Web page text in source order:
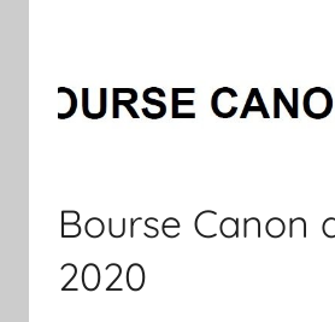
Bourse Canon
2020